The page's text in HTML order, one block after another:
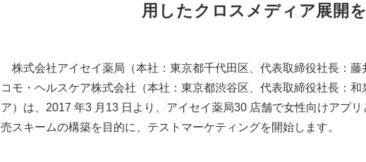
用したクロスメディア展開
株式会社アイセイ薬局（本社：東京都千代田区、代表取締役社長：藤
コモ・ヘルスケア株式会社（本社：東京都渋谷区、代表取締役社長：
ア）は、2017 年3 月13 日より、アイセイ薬局30 店舗で女性向けアプ
売スキームの構築を目的に、テストマーケティングを開始します。